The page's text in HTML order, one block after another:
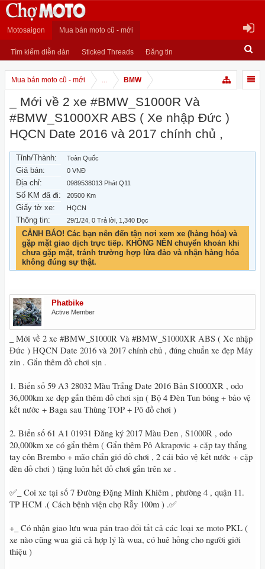
Motosaigon Mua bán moto cũ - mới
Tìm kiếm diễn đàn Sticked Threads Đăng tin
Mua bán moto cũ - mới ... BMW
_ Mới về 2 xe #BMW_S1000R Và
#BMW_S1000XR ABS ( Xe nhập Đức )
HQCN Date 2016 và 2017 chính chủ ,
Tỉnh/Thành: Toàn Quốc
Giá bán: 0 VNĐ
Địa chỉ: 0989538013 Phát Q11
Số KM đã đi: 20500 Km
Giấy tờ xe: HQCN
Thông tin: 29/1/24 , 0 Trả lời, 1,340 Đọc
CẢNH BÁO! Các bạn nên đến tận nơi xem xe (hàng hóa) và
gặp mặt giao dịch trực tiếp. KHÔNG NÊN chuyển khoản khi
chưa gặp mặt, tránh trường hợp lừa đảo và nhận hàng hóa
không đúng sự thật.
Phatbike
Active Member
_ Mới về 2 xe #BMW_S1000R Và #BMW_S1000XR ABS ( Xe nhập
Đức ) HQCN Date 2016 và 2017 chính chủ , đúng chuẩn xe đẹp Máy
zin . Gắn thêm đồ chơi sịn .
1. Biển số 59 A3 28032 Màu Trắng Date 2016 Bản S1000XR , odo
36,000km xe đẹp gắn thêm đồ chơi sịn ( Bộ 4 Đèn Tun bóng + bảo vệ
kết nước + Baga sau Thùng TOP + Pô đồ chơi )
2. Biển số 61 A1 01931 Đăng ký 2017 Màu Đen , S1000R , odo
20,000km xe có gắn thêm ( Gắn thêm Pô Akrapovic + cặp tay thắng
tay côn Brembo + mão chắn gió đồ chơi , 2 cái bảo vệ kết nước + cặp
đèn đồ chơi ) tặng luôn hết đồ chơi gắn trên xe .
✅_ Coi xe tại số 7 Đường Đặng Minh Khiêm , phường 4 , quận 11.
TP HCM .( Cách bệnh viện chợ Rẫy 100m ) .✅
+_ Có nhận giao lưu wua pán trao đổi tất cả các loại xe moto PKL (
xe nào cũng wua giá cả hợp lý là wua, có huê hồng cho người giới
thiệu )